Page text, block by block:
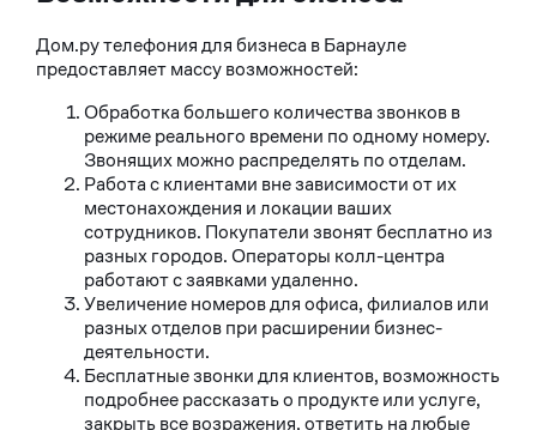
Дом.ру телефония для бизнеса в Барнауле
предоставляет массу возможностей:
Обработка большего количества звонков в
режиме реального времени по одному номеру.
Звонящих можно распределять по отделам.
Работа с клиентами вне зависимости от их
местонахождения и локации ваших
сотрудников. Покупатели звонят бесплатно из
разных городов. Операторы колл-центра
работают с заявками удаленно.
Увеличение номеров для офиса, филиалов или
разных отделов при расширении бизнес-
деятельности.
Бесплатные звонки для клиентов, возможность
подробнее рассказать о продукте или услуге,
закрыть все возражения, ответить на любые